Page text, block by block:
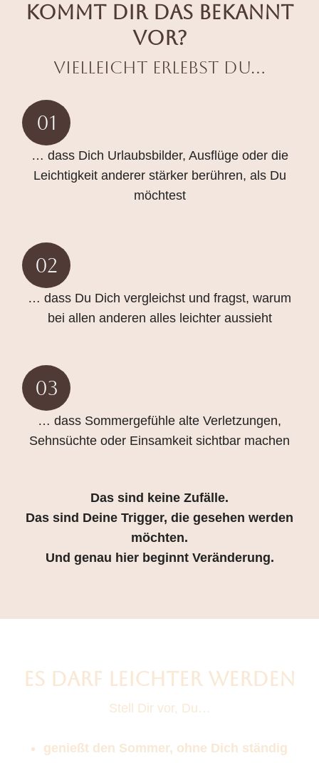
KOMMT DIR DAS BEKANNT
VOR?
vielleicht erlebst Du...
01
… dass Dich Urlaubsbilder, Ausflüge oder die
Leichtigkeit anderer stärker berühren, als Du
möchtest
02
… dass Du Dich vergleichst und fragst, warum
bei allen anderen alles leichter aussieht
03
… dass Sommergefühle alte Verletzungen,
Sehnsüchte oder Einsamkeit sichtbar machen
Das sind keine Zufälle.
Das sind Deine Trigger, die gesehen werden
möchten.
Und genau hier beginnt Veränderung.
ES DARF LEICHTER WERDEN
Stell Dir vor, Du…
genießt den Sommer, ohne Dich ständig